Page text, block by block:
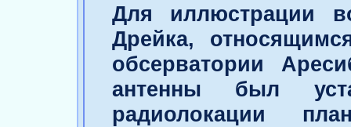
Для иллюстрации
Дрейка,
обсерватории
антенны был
радиолокации